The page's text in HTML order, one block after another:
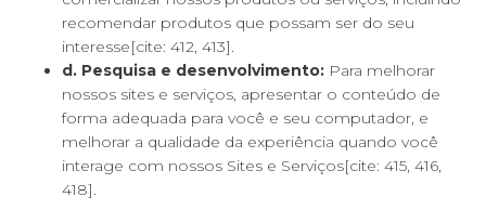
recomendar produtos que possam ser do seu
interesse[cite: 412, 413].
d. Pesquisa e desenvolvimento: Para melhorar
nossos sites e serviços, apresentar o conteúdo de
forma adequada para você e seu computador, e
melhorar a qualidade da experiência quando você
interage com nossos Sites e Serviços[cite: 415, 416,
418].